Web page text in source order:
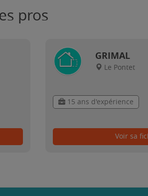
pros
GRIMAL
Le Pontet
15 ans d'expérience
Voir sa